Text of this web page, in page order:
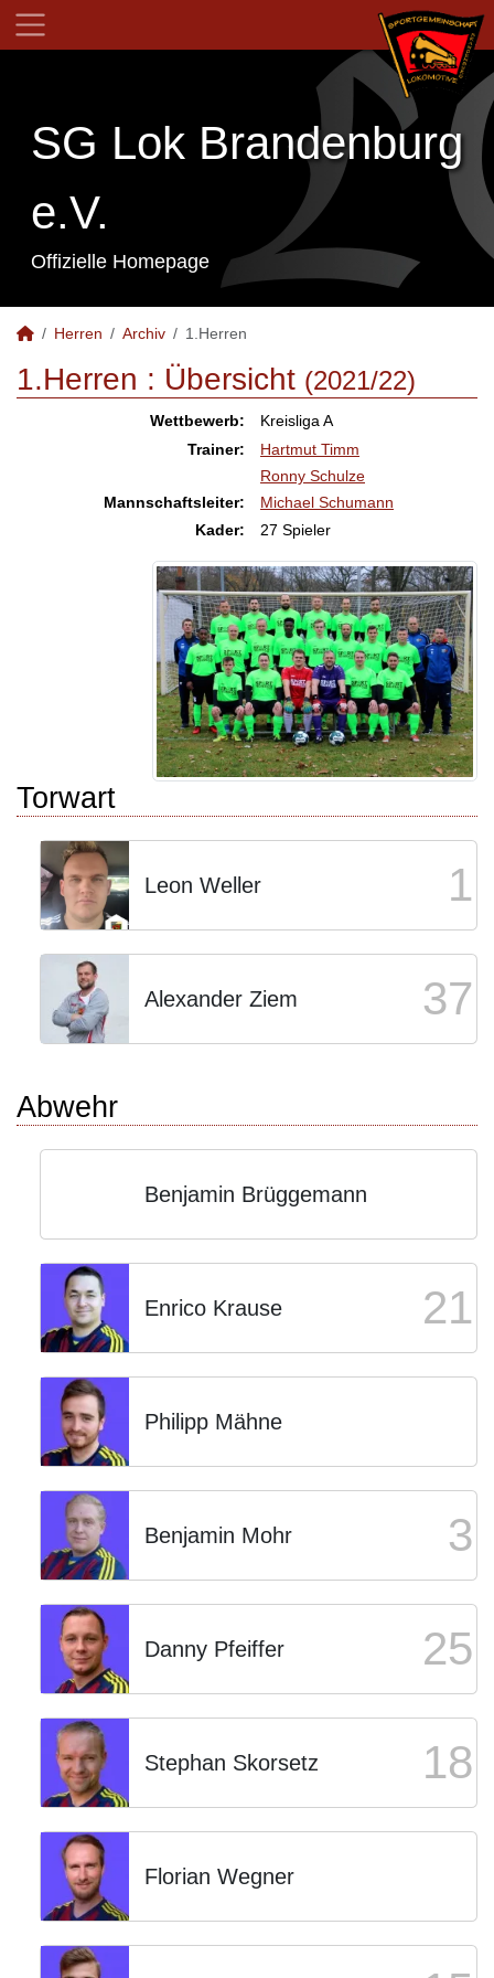
SG Lok Brandenburg
e.V.
Offizielle Homepage
Herren Archiv 1.Herren
1.Herren : Übersicht (2021/22)
Wettbewerb:
Kreisliga A
Trainer:
Hartmut Timm
Ronny Schulze
Mannschaftsleiter:
Michael Schumann
Kader:
27 Spieler
Torwart
Leon Weller 1
Alexander Ziem 37
Abwehr
Benjamin Brüggemann
Enrico Krause 21
Philipp Mähne
Benjamin Mohr 3
Danny Pfeiffer 25
Stephan Skorsetz 18
Florian Wegner